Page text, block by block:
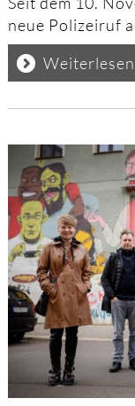
neue Polizeiruf